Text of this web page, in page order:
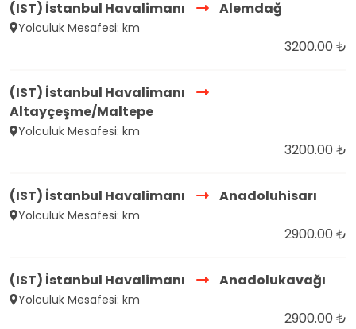
(IST) İstanbul Havalimanı Alemdağ
Yolculuk Mesafesi: km
3200.00 ₺
(IST) İstanbul Havalimanı
Altayçeşme/Maltepe
Yolculuk Mesafesi: km
3200.00 ₺
(IST) İstanbul Havalimanı Anadoluhisarı
Yolculuk Mesafesi: km
2900.00 ₺
(IST) İstanbul Havalimanı Anadolukavağı
Yolculuk Mesafesi: km
2900.00 ₺